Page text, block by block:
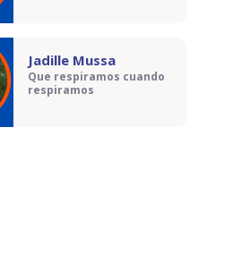
Jadille Mussa
Que respiramos cuando
respiramos